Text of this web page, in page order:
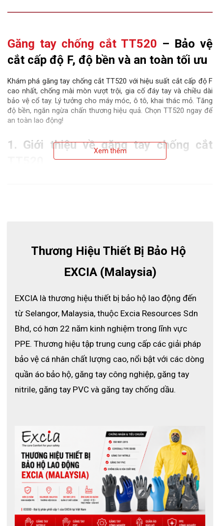
Găng tay chống cắt TT520 – Bảo vệ
cắt cấp độ F, độ bền và an toàn tối ưu
Khám phá găng tay chống cắt TT520 với hiệu suất cắt cấp độ F
cao nhất, chống mài mòn vượt trội, gia cố đáy tay và chiều dài
bảo vệ cổ tay. Lý tưởng cho máy móc, ô tô, khai thác mỏ. Tăng
độ bền, ngăn ngừa chấn thương hiệu quả. Chọn TT520 ngay để
an toàn lao động!
1. Giới thiệu về găng tay chống cắt
cố và chiều dài vượt trội. Với từ khóa liên quan như găng tay
, TT520 đang là lựa chọn hàng đầu cho người lao
động trong các ngành nặng. Hãy cùng tìm hiểu chi tiết để thấy
Găng tay chống cắt TT520
Xem thêm
Thương Hiệu Thiết Bị Bảo Hộ
EXCIA (Malaysia)
EXCIA là thương hiệu thiết bị bảo hộ lao động đến
từ Selangor, Malaysia, thuộc Excia Resources Sdn
Bhd, có hơn 22 năm kinh nghiệm trong lĩnh vực
PPE. Thương hiệu tập trung cung cấp các giải pháp
bảo vệ cá nhân chất lượng cao, nổi bật với các dòng
quần áo bảo hộ, găng tay công nghiệp, găng tay
nitrile, găng tay PVC và găng tay chống dầu.